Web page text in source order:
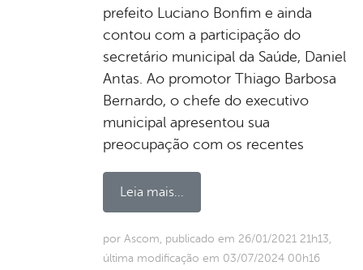
prefeito Luciano Bonfim e ainda
contou com a participação do
secretário municipal da Saúde, Daniel
Antas. Ao promotor Thiago Barbosa
Bernardo, o chefe do executivo
municipal apresentou sua
preocupação com os recentes
Leia mais...
por Ascom, publicado em 26/01/2021 21h13,
última modificação em 03/07/2024 00h16